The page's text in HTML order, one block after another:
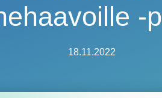
-
18.11.2022